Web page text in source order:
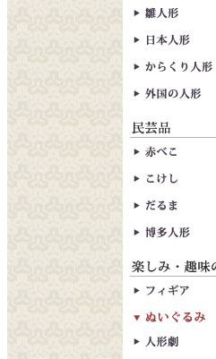
五月人形
雛人形
日本人形
からくり人形
赤べこ
こけし
だるま
フィギア